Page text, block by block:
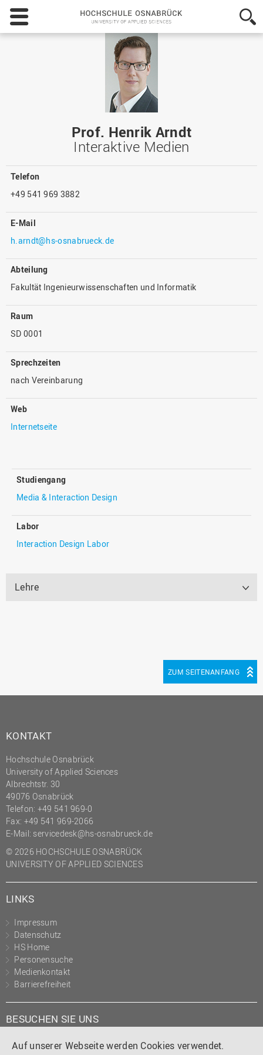
Auf unserer Webseite werden Cookies verwendet.
Hochschule
Osnabrück
-
Prof. Henrik Arndt
Interaktive Medien
Telefon
+49 541 969 3882
E-Mail
h.arndt@hs-osnabrueck.de
Abteilung
Fakultät Ingenieurwissenschaften und Informatik
Raum
SD 0001
Sprechzeiten
nach Vereinbarung
Web
Internetseite
Studiengang
Media & Interaction Design
Labor
Interaction Design Labor
Lehre
ZUM SEITENANFANG
KONTAKT
Hochschule Osnabrück
University of Applied Sciences
Albrechtstr. 30
49076 Osnabrück
Telefon: +49 541 969-0
Fax: +49 541 969-2066
E-Mail: servicedesk@hs-osnabrueck.de
© 2026 HOCHSCHULE OSNABRÜCK
UNIVERSITY OF APPLIED SCIENCES
LINKS
Impressum
Datenschutz
HS Home
Personensuche
Medienkontakt
Barrierefreiheit
BESUCHEN SIE UNS
Instagram
TiktokLinkedIn
YouTube
Facebook